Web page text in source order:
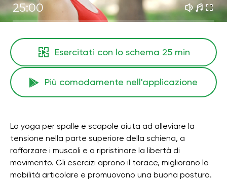
25:00
Esercitati con lo schema 25 min
Più comodamente nell'applicazione
Lo yoga per spalle e scapole aiuta ad alleviare la
tensione nella parte superiore della schiena, a
rafforzare i muscoli e a ripristinare la libertà di
movimento. Gli esercizi aprono il torace, migliorano la
mobilità articolare e promuovono una buona postura.